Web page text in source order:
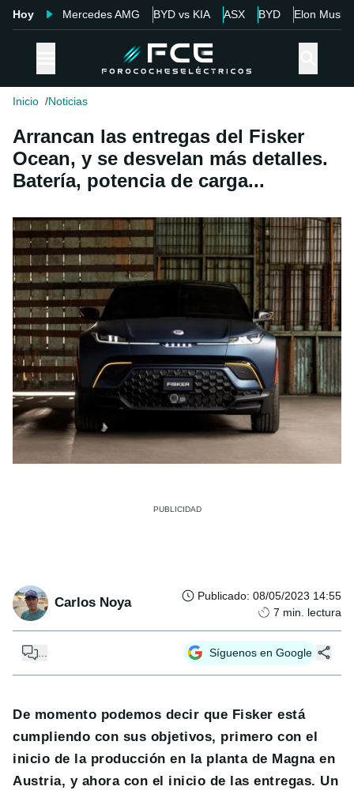
Hoy Mercedes AMG BYD vs KIA ASX BYD Elon Musk
Inicio Noticias
Arrancan las entregas del Fisker
Ocean, y se desvelan más detalles.
Batería, potencia de carga...
Carlos Noya Publicado: 08/05/2023 14:55
7 min. lectura
Síguenos en Google
De momento podemos decir que Fisker está
cumpliendo con sus objetivos, primero con el
inicio de la producción en la planta de Magna en
Austria, y ahora con el inicio de las entregas. Un